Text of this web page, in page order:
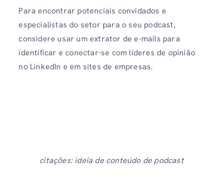
Para encontrar potenciais convidados e
especialistas do setor para o seu podcast,
considere usar um extrator de e-mails para
identificar e conectar-se com líderes de opinião
no LinkedIn e em sites de empresas.
citações: ideia de conteúdo de podcast